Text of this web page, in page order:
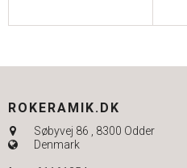
ROKERAMIK.DK
Søbyvej 86
8300 Odder
Denmark